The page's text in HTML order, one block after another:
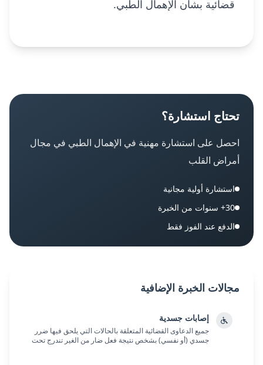
قضائية بشأن الإهمال الطبي.
تحتاج استشارة؟
احصل على استشارة مهنية في الإهمال الطبي في مجال
أمراض القلب
استشارة أولية مجانية
30+ سنوات من الخبرة
الدفع عند الفوز فقط
مجالات الخبرة الإضافية
إصابات جسدية
جميع الدعاوى القضائية المتعلقة بالحالات التي يلحق فيها ضرر
جسدي (أو نفسي) بشخص نتيجة فعل ضار من الغير تندرج تحت